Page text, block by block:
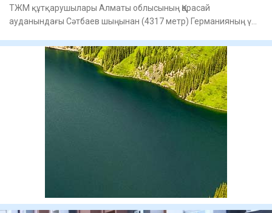
ТЖМ құтқарушылары Алматы облысының Қарасай
ауданындағы Сәтбаев шыңынан (4317 метр) Германияның үш